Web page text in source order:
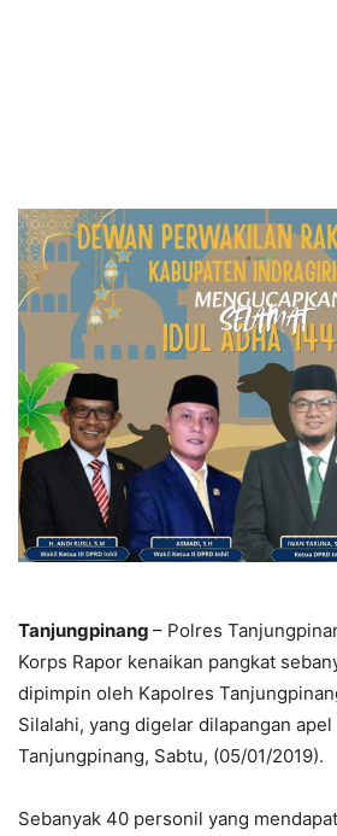
Tanjungpinang – Polres
Korps Rapor kenaikan pangkat
dipimpin oleh Kapolres
Silalahi, yang digelar dilapangan
Tanjungpinang, Sabtu, (05/01/2019).
Sebanyak 40 personil yang